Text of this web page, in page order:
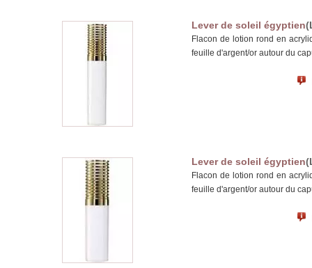
Lever de soleil égyptien
Flacon de lotion rond en
feuille d'argent/or autour du
Lever de soleil égyptien
Flacon de lotion rond en
feuille d'argent/or autour du